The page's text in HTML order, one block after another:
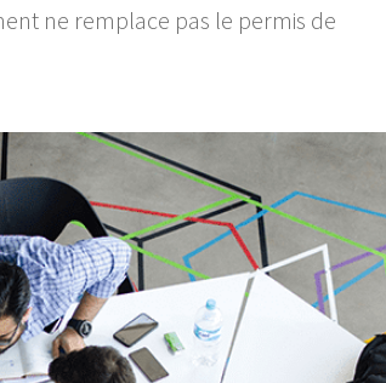
ne remplace pas le permis de